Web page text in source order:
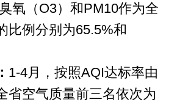
氧（O3）和PM10作为全
比例分别为65.5%和
1-4月，按照AQI达标率由
省空气质量前三名依次为